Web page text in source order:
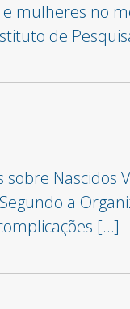
mulheres no
de
Nascidos
a
[…]